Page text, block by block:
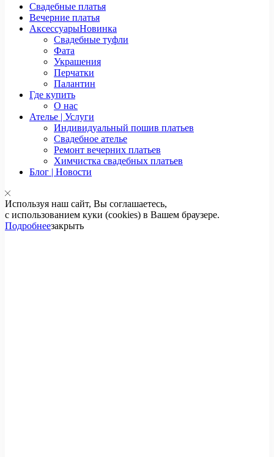
Свадебные платья
Вечерние платья
АксессуарыНовинка
Свадебные туфли
Фата
Украшения
Перчатки
Палантин
Где купить
О нас
Ателье | Услуги
Индивидуальный пошив платьев
Свадебное ателье
Ремонт вечерних платьев
Химчистка свадебных платьев
Блог | Новости
Используя наш сайт, Вы соглашаетесь,
с использованием куки (cookies) в Вашем браузере.
Подробнеезакрыть